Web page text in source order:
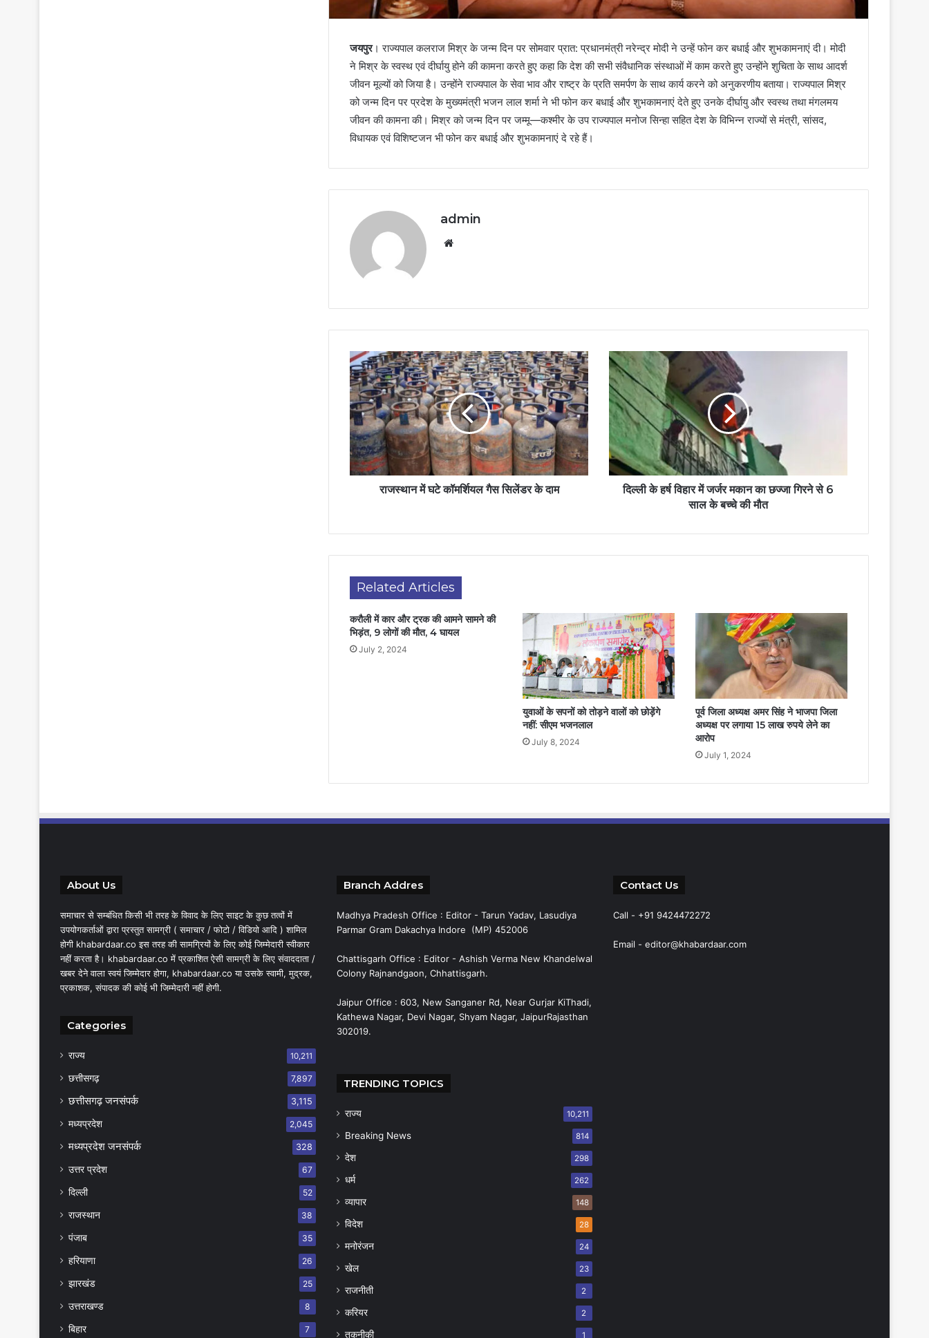
जयपुर। राज्यपाल कलराज मिश्र के जन्म दिन पर सोमवार प्रात: प्रधानमंत्री नरेन्द्र मोदी ने उन्हें फोन कर बधाई और शुभकामनाएं दी। मोदी
ने मिश्र के स्वस्थ एवं दीर्घायु होने की कामना करते हुए कहा कि देश की सभी संवैधानिक संस्थाओं में काम करते हुए उन्होंने शुचिता के साथ आदर्श
जीवन मूल्यों को जिया है। उन्होंने राज्यपाल के सेवा भाव और राष्ट्र के प्रति समर्पण के साथ कार्य करने को अनुकरणीय बताया। राज्यपाल मिश्र
को जन्म दिन पर प्रदेश के मुख्यमंत्री भजन लाल शर्मा ने भी फोन कर बधाई और शुभकामनाएं देते हुए उनके दीर्घायु और स्वस्थ तथा मंगलमय
जीवन की कामना की। मिश्र को जन्म दिन पर जम्मू—कश्मीर के उप राज्यपाल मनोज सिन्हा सहित देश के विभिन्न राज्यों से मंत्री, सांसद,
विधायक एवं विशिष्टजन भी फोन कर बधाई और शुभकामनाएं दे रहे हैं।
admin
राजस्थान में घटे कॉमर्शियल गैस सिलेंडर के दाम
दिल्ली के हर्ष विहार में जर्जर मकान का छज्जा गिरने से 6
साल के बच्चे की मौत
Related Articles
करौली में कार और ट्रक की आमने सामने की
भिड़ंत, 9 लोगों की मौत, 4 घायल
July 2, 2024
युवाओं के सपनों को तोड़ने वालों को छोड़ेंगे
नहीं: सीएम भजनलाल
July 8, 2024
पूर्व जिला अध्यक्ष अमर सिंह ने भाजपा जिला
अध्यक्ष पर लगाया 15 लाख रुपये लेने का
आरोप
July 1, 2024
About Us
समाचार से सम्बंधित किसी भी तरह के विवाद के लिए साइट के कुछ तत्वों में
उपयोगकर्ताओं द्वारा प्रस्तुत सामग्री ( समाचार / फोटो / विडियो आदि ) शामिल
होगी khabardaar.co इस तरह की सामग्रियों के लिए कोई जिम्मेदारी स्वीकार
नहीं करता है। khabardaar.co में प्रकाशित ऐसी सामग्री के लिए संवाददाता /
खबर देने वाला स्वयं जिम्मेदार होगा, khabardaar.co या उसके स्वामी, मुद्रक,
प्रकाशक, संपादक की कोई भी जिम्मेदारी नहीं होगी.
Categories
राज्य 10,211
छत्तीसगढ़ 7,897
छत्तीसगढ़ जनसंपर्क 3,115
मध्यप्रदेश 2,045
मध्यप्रदेश जनसंपर्क 328
उत्तर प्रदेश 67
दिल्ली 52
राजस्थान 38
पंजाब 35
हरियाणा 26
झारखंड 25
उत्तराखण्ड 8
बिहार 7
Branch Addres
Madhya Pradesh Office : Editor - Tarun Yadav, Lasudiya
Parmar Gram Dakachya Indore (MP) 452006
Chattisgarh Office : Editor - Ashish Verma New Khandelwal
Colony Rajnandgaon, Chhattisgarh.
Jaipur Office : 603, New Sanganer Rd, Near Gurjar KiThadi,
Kathewa Nagar, Devi Nagar, Shyam Nagar, JaipurRajasthan
302019.
TRENDING TOPICS
राज्य 10,211
Breaking News 814
देश 298
धर्म 262
व्यापार 148
विदेश 28
मनोरंजन 24
खेल 23
राजनीती 2
करियर 2
तकनीकी 1
Contact Us
Call - +91 9424472272
Email - editor@khabardaar.com